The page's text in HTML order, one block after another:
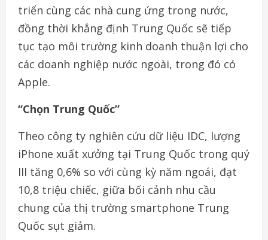
triển cùng các nhà cung ứng trong nước,
đồng thời khẳng định Trung Quốc sẽ tiếp
tục tạo môi trường kinh doanh thuận lợi cho
các doanh nghiệp nước ngoài, trong đó có
Apple.
“Chọn Trung Quốc”
Theo công ty nghiên cứu dữ liệu IDC, lượng
iPhone xuất xưởng tại Trung Quốc trong quý
III tăng 0,6% so với cùng kỳ năm ngoái, đạt
10,8 triệu chiếc, giữa bối cảnh nhu cầu
chung của thị trường smartphone Trung
Quốc sụt giảm.